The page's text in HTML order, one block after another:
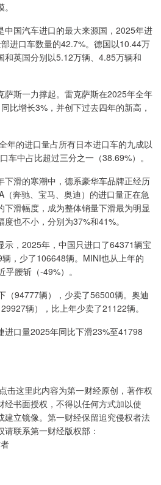
中国汽车进口的最大来源国，2025年进
进口车数量的42.7%。德国以10.44万
和英国分别以5.12万辆、4.85万辆和
萨斯一力撑起。雷克萨斯在2025年全年
比增长3%，并创下过去四年的新高，
年的进口量占所有日本进口车的九成以
车中占比超过三分之一（38.69%）。
下滑的寒潮中，德系豪华车品牌正经历
奔驰、宝马、奥迪）的进口量正在急
下滑幅度，成为整体销量下滑最为明显
也不小，分别为37%和41%。
示，2025年，中国只进口了64371辆宝
，少了106648辆。MINI也从上年的
腰斩（-49%）。
（94777辆），少卖了56500辆。奥迪
辆），比上年少卖了21122辆。
进口量2025年同比下滑23%至41798
击这里此内容为第一财经原创，著作权
经书面授权，不得以任何方式加以使
建立镜像。第一财经保留追究侵权者法
联系第一财经版权部：